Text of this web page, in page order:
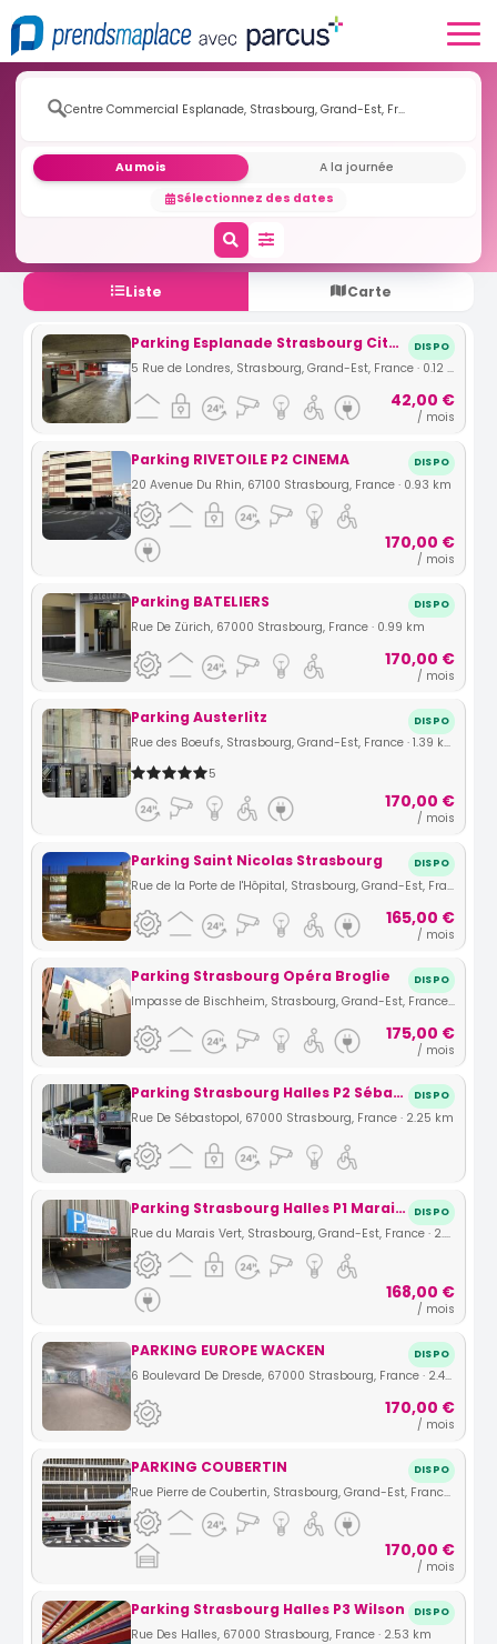
Au mois
A la journée
Sélectionnez des dates
Liste Carte
Parking Esplanade Strasbourg Cité Universitaire DISPO
5 Rue de Londres, Strasbourg, Grand-Est, France · 0.12 km
42,00 €
/ mois
Parking RIVETOILE P2 CINEMA DISPO
20 Avenue Du Rhin, 67100 Strasbourg, France · 0.93 km
170,00 €
/ mois
Parking BATELIERS DISPO
Rue De Zürich, 67000 Strasbourg, France · 0.99 km
170,00 €
/ mois
Parking Austerlitz DISPO
Rue des Boeufs, Strasbourg, Grand-Est, France · 1.39 km
5
170,00 €
/ mois
Parking Saint Nicolas Strasbourg DISPO
Rue de la Porte de l'Hôpital, Strasbourg, Grand-Est, France · 1.53 km
165,00 €
/ mois
Parking Strasbourg Opéra Broglie DISPO
Impasse de Bischheim, Strasbourg, Grand-Est, France · 1.8 km
175,00 €
/ mois
Parking Strasbourg Halles P2 Sébastopol DISPO
Rue De Sébastopol, 67000 Strasbourg, France · 2.25 km
Parking Strasbourg Halles P1 Marais vert DISPO
Rue du Marais Vert, Strasbourg, Grand-Est, France · 2.41 km
168,00 €
/ mois
PARKING EUROPE WACKEN DISPO
6 Boulevard De Dresde, 67000 Strasbourg, France · 2.43 km
170,00 €
/ mois
PARKING COUBERTIN DISPO
Rue Pierre de Coubertin, Strasbourg, Grand-Est, France · 2.52 km
170,00 €
/ mois
Parking Strasbourg Halles P3 Wilson DISPO
Rue Des Halles, 67000 Strasbourg, France · 2.53 km